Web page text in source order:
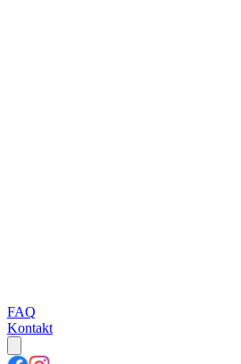
FAQ
Kontakt